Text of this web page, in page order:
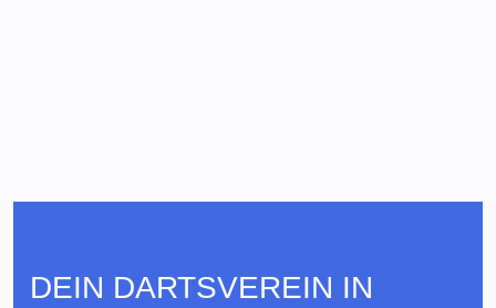
DEIN DARTSVEREIN IN